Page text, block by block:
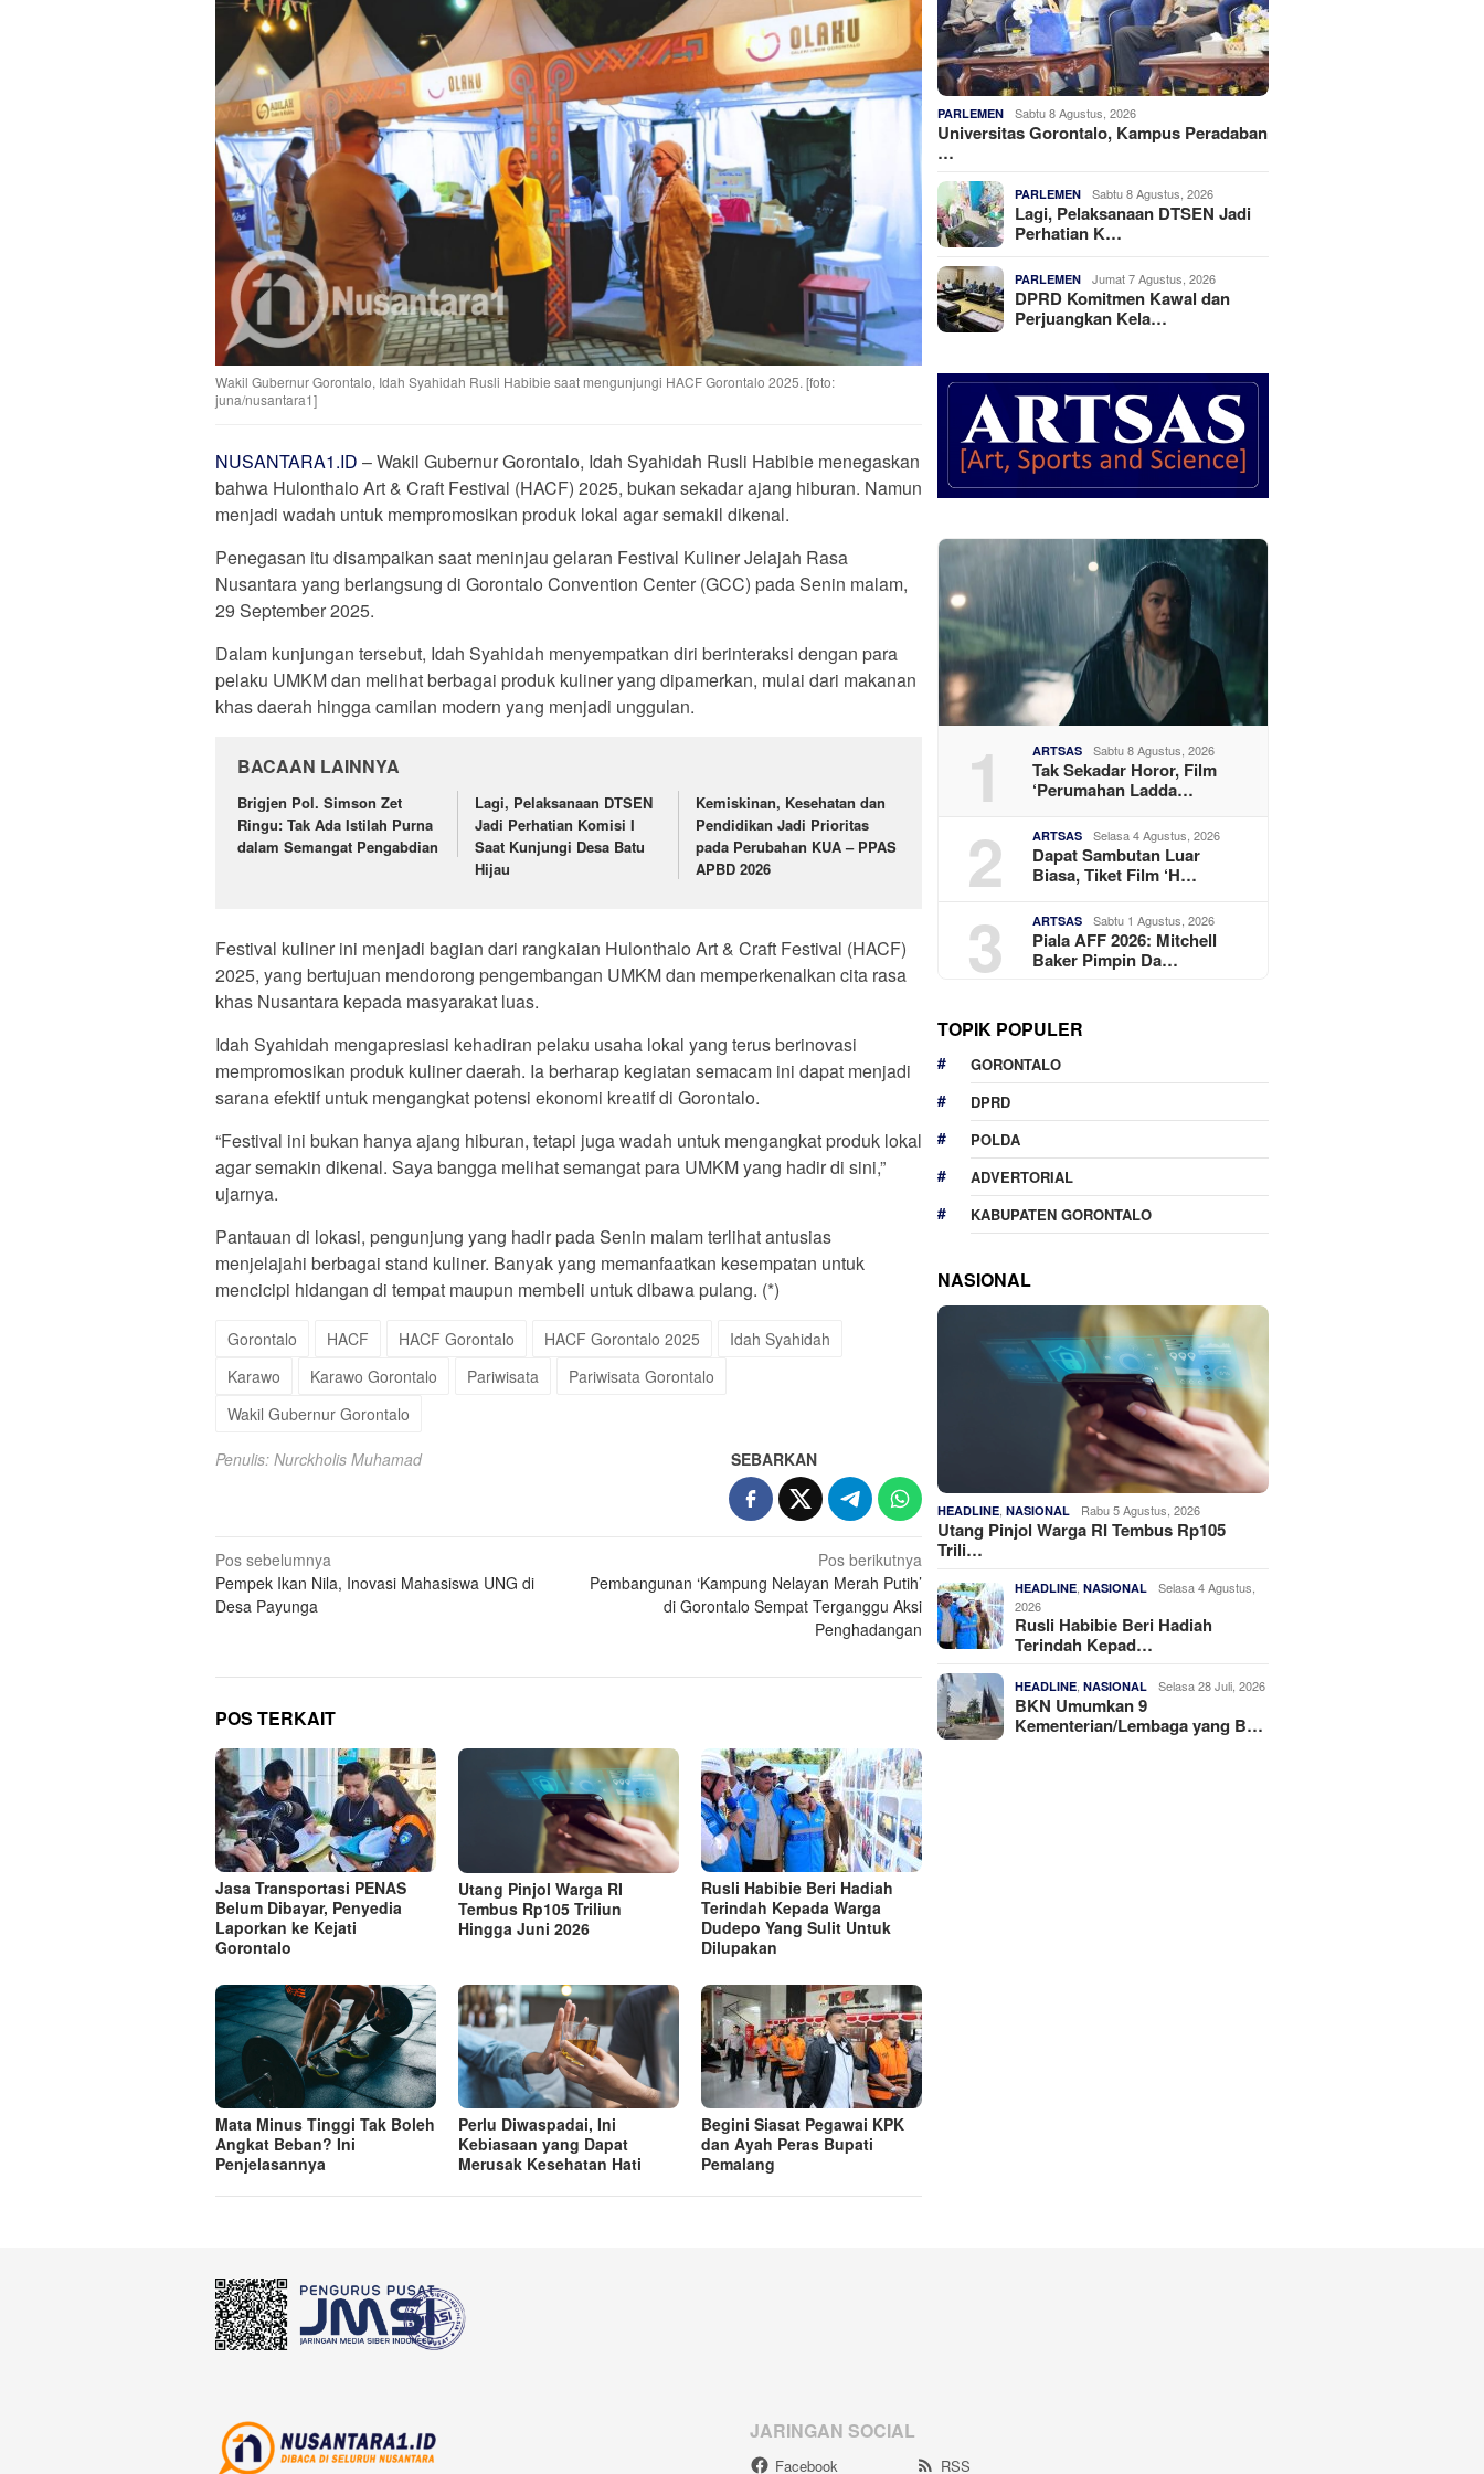
Wakil Gubernur Gorontalo, Idah Syahidah Rusli Habibie saat mengunjungi HACF Gorontalo 2025. [foto:
juna/nusantara1]
NUSANTARA1.ID – Wakil Gubernur Gorontalo, Idah Syahidah Rusli Habibie menegaskan
bahwa Hulonthalo Art & Craft Festival (HACF) 2025, bukan sekadar ajang hiburan. Namun
menjadi wadah untuk mempromosikan produk lokal agar semakil dikenal.
Penegasan itu disampaikan saat meninjau gelaran Festival Kuliner Jelajah Rasa
Nusantara yang berlangsung di Gorontalo Convention Center (GCC) pada Senin malam,
29 September 2025.
Dalam kunjungan tersebut, Idah Syahidah menyempatkan diri berinteraksi dengan para
pelaku UMKM dan melihat berbagai produk kuliner yang dipamerkan, mulai dari makanan
khas daerah hingga camilan modern yang menjadi unggulan.
BACAAN LAINNYA
Brigjen Pol. Simson Zet
Ringu: Tak Ada Istilah Purna
dalam Semangat Pengabdian
Lagi, Pelaksanaan DTSEN
Jadi Perhatian Komisi I
Saat Kunjungi Desa Batu
Hijau
Kemiskinan, Kesehatan dan
Pendidikan Jadi Prioritas
pada Perubahan KUA – PPAS
APBD 2026
Festival kuliner ini menjadi bagian dari rangkaian Hulonthalo Art & Craft Festival (HACF)
2025, yang bertujuan mendorong pengembangan UMKM dan memperkenalkan cita rasa
khas Nusantara kepada masyarakat luas.
Idah Syahidah mengapresiasi kehadiran pelaku usaha lokal yang terus berinovasi
mempromosikan produk kuliner daerah. Ia berharap kegiatan semacam ini dapat menjadi
sarana efektif untuk mengangkat potensi ekonomi kreatif di Gorontalo.
“Festival ini bukan hanya ajang hiburan, tetapi juga wadah untuk mengangkat produk lokal
agar semakin dikenal. Saya bangga melihat semangat para UMKM yang hadir di sini,”
ujarnya.
Pantauan di lokasi, pengunjung yang hadir pada Senin malam terlihat antusias
menjelajahi berbagai stand kuliner. Banyak yang memanfaatkan kesempatan untuk
mencicipi hidangan di tempat maupun membeli untuk dibawa pulang. (*)
Gorontalo HACF HACF Gorontalo HACF Gorontalo 2025
Idah Syahidah
Karawo
Karawo Gorontalo Pariwisata
Pariwisata Gorontalo
Wakil Gubernur Gorontalo
Penulis: Nurckholis Muhamad SEBARKAN
Navigasi
pos
Pos sebelumnya
Pempek Ikan Nila, Inovasi Mahasiswa UNG di
Desa Payunga
Pos berikutnya
Pembangunan ‘Kampung Nelayan Merah Putih’
di Gorontalo Sempat Terganggu Aksi
Penghadangan
POS TERKAIT
Jasa Transportasi PENAS
Belum Dibayar, Penyedia
Laporkan ke Kejati
Gorontalo
Utang Pinjol Warga RI
Tembus Rp105 Triliun
Hingga Juni 2026
Rusli Habibie Beri Hadiah
Terindah Kepada Warga
Dudepo Yang Sulit Untuk
Dilupakan
Mata Minus Tinggi Tak Boleh
Angkat Beban? Ini
Penjelasannya
Perlu Diwaspadai, Ini
Kebiasaan yang Dapat
Merusak Kesehatan Hati
Begini Siasat Pegawai KPK
dan Ayah Peras Bupati
Pemalang
PARLEMEN Sabtu 8 Agustus, 2026
Universitas Gorontalo, Kampus Peradaban
…
PARLEMEN Sabtu 8 Agustus, 2026
Lagi, Pelaksanaan DTSEN Jadi
Perhatian K…
PARLEMEN Jumat 7 Agustus, 2026
DPRD Komitmen Kawal dan
Perjuangkan Kela…
1 ARTSAS Sabtu 8 Agustus, 2026
Tak Sekadar Horor, Film
‘Perumahan Ladda…
2 ARTSAS Selasa 4 Agustus, 2026
Dapat Sambutan Luar
Biasa, Tiket Film ‘H…
3 ARTSAS Sabtu 1 Agustus, 2026
Piala AFF 2026: Mitchell
Baker Pimpin Da…
TOPIK POPULER
GORONTALO
DPRD
POLDA
ADVERTORIAL
KABUPATEN GORONTALO
NASIONAL
HEADLINE ,NASIONAL Rabu 5 Agustus, 2026
Utang Pinjol Warga RI Tembus Rp105
Trili…
HEADLINE ,NASIONAL
Selasa 4 Agustus,
2026
Rusli Habibie Beri Hadiah
Terindah Kepad…
HEADLINE ,NASIONAL Selasa 28 Juli, 2026
BKN Umumkan 9
Kementerian/Lembaga yang B…
JARINGAN SOCIAL
Facebook RSS